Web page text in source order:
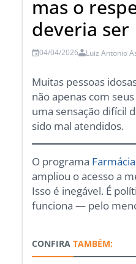
mas o
deveria ser
04/04/2026 Luiz Antonio
Muitas pessoas
não apenas com
uma sensação difícil
sido mal atendidos.
O programa
ampliou o acesso a
Isso é inegável. É
funciona — pelo
CONFIRA TAMBÉM: